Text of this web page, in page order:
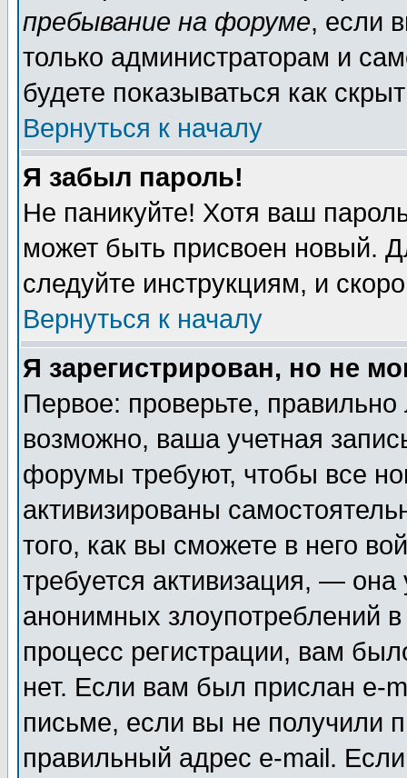
пребывание на форуме, если
только администраторам и
будете показываться как
Вернуться к началу
Я забыл пароль!
Не паникуйте! Хотя ваш
может быть присвоен новый.
следуйте инструкциям, и
Вернуться к началу
Я зарегистрирован, но не
Первое: проверьте,
возможно, ваша учетная
форумы требуют, чтобы все
активизированы
того, как вы сможете в него
требуется активизация, —
анонимных злоупотреблений
процесс регистрации, вам
нет. Если вам был прислан e-
письме, если вы не получили
правильный адрес e-mail.